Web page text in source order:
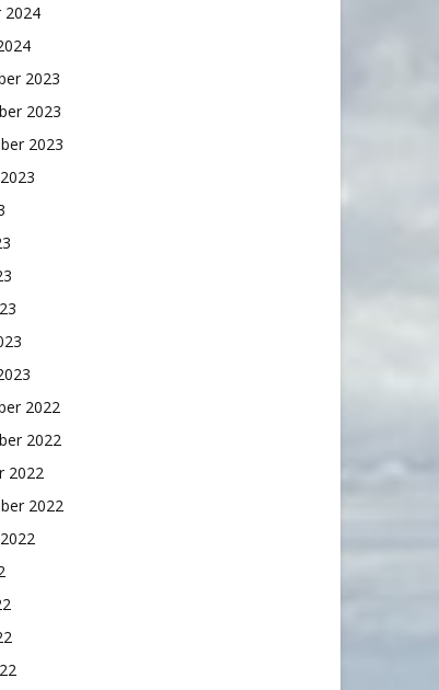
2024
2023
2023
2023
2022
2022
2022
2022